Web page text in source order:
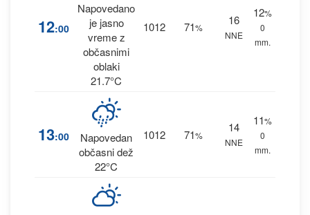
12:00
Napovedano
je jasno
vreme z
občasnimi
oblaki
21.7°C
1012 71%
16
NNE
12%
0
mm.
13:00
Napovedan
občasni dež
22°C
1012 71%
14
NNE
11%
0
mm.